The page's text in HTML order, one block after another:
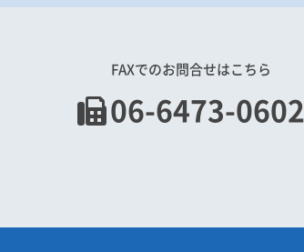
FAXでのお問合せはこちら
06-6473-0602